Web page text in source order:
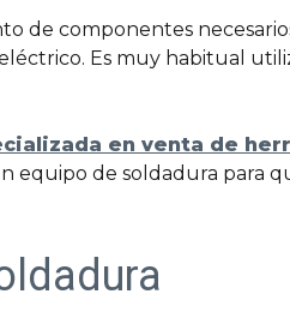
de componentes
Es muy habitual
en venta de
equipo de soldadura para